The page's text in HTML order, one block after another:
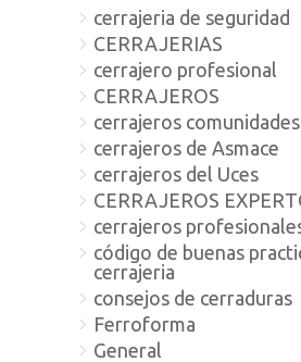
cerrajeria de seguridad
CERRAJERIAS
cerrajero profesional
CERRAJEROS
cerrajeros comunidades
cerrajeros de Asmace
cerrajeros del Uces
CERRAJEROS
cerrajeros
código de buenas
cerrajeria
consejos de cerraduras
Ferroforma
General